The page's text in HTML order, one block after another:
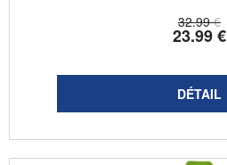
32.99 €
23.99€